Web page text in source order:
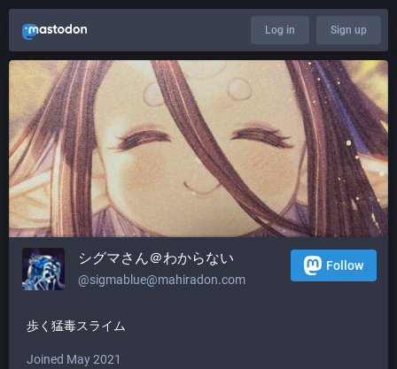
Log in Sign up
シグマさん＠わからない
@sigmablue@mahiradon.com
Follow
歩く猛毒スライム
Joined May 2021